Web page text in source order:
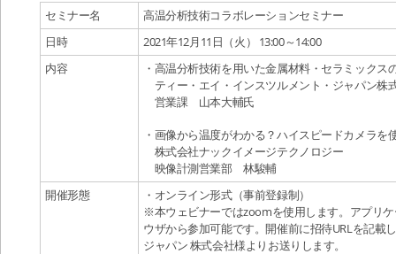
セミナー名
高温分析技術コラボレーションセミナー
日時
2021年12月11日（火） 13:00～14:00
内容
・高温分析技術を用いた金属材料・セラミックス
ティー・エイ・インスツルメント・ジャパン株
営業課 山本大輔氏
・画像から温度がわかる？ハイスピードカメラを
株式会社ナックイメージテクノロジー
映像計測営業部 林駿輔
開催形態
・オンライン形式（事前登録制）
※本ウェビナーではzoomを使用します。アプリ
ウザから参加可能です。開催前に招待URLを記載
ジャパン 株式会社様よりお送りします。